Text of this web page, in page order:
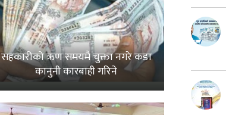
सहकारीको ऋण समयमै चुक्ता नगरे कडा
कानुनी कारबाही गरिने